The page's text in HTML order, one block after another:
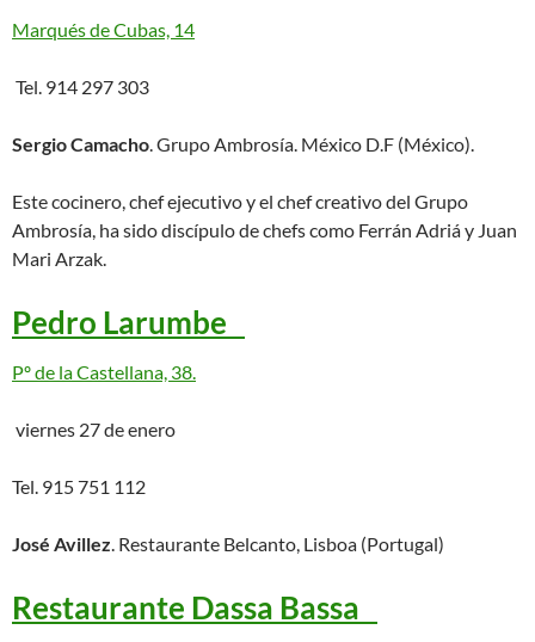
Marqués de Cubas, 14
Tel. 914 297 303
Sergio Camacho. Grupo Ambrosía. México D.F (México).
Este cocinero, chef ejecutivo y el chef creativo del Grupo
Ambrosía, ha sido discípulo de chefs como Ferrán Adriá y Juan
Mari Arzak.
Pedro Larumbe
Pº de la Castellana, 38.
viernes 27 de enero
Tel. 915 751 112
José Avillez. Restaurante Belcanto, Lisboa (Portugal)
Restaurante Dassa Bassa